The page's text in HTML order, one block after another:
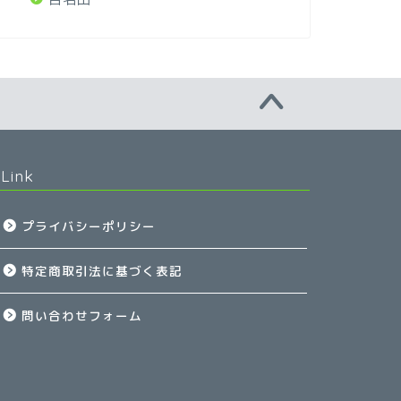
Link
プライバシーポリシー
特定商取引法に基づく表記
問い合わせフォーム